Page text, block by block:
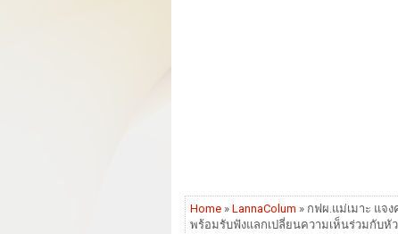
Home » LannaColum » กฟผ.แม่เมาะ แจ
พร้อมรับฟังแลกเปลี่ยนความเห็นร่วมกับ